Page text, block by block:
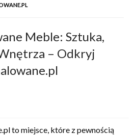
Meble: Sztuka,
– Odkryj
to miejsce, które z pewnością